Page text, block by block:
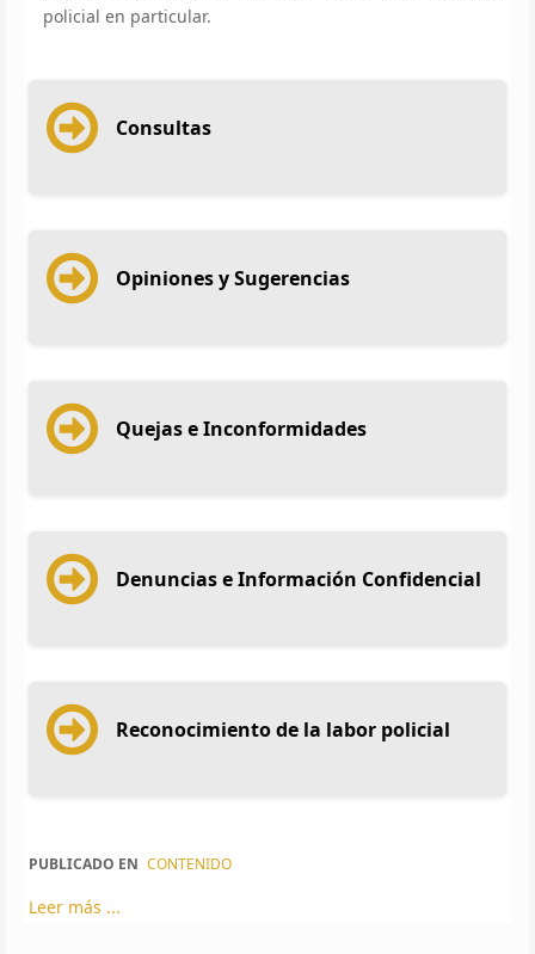
policial en particular.
Consultas
Opiniones y Sugerencias
Quejas e Inconformidades
Denuncias e Información Confidencial
Reconocimiento de la labor policial
PUBLICADO EN CONTENIDO
Leer más ...